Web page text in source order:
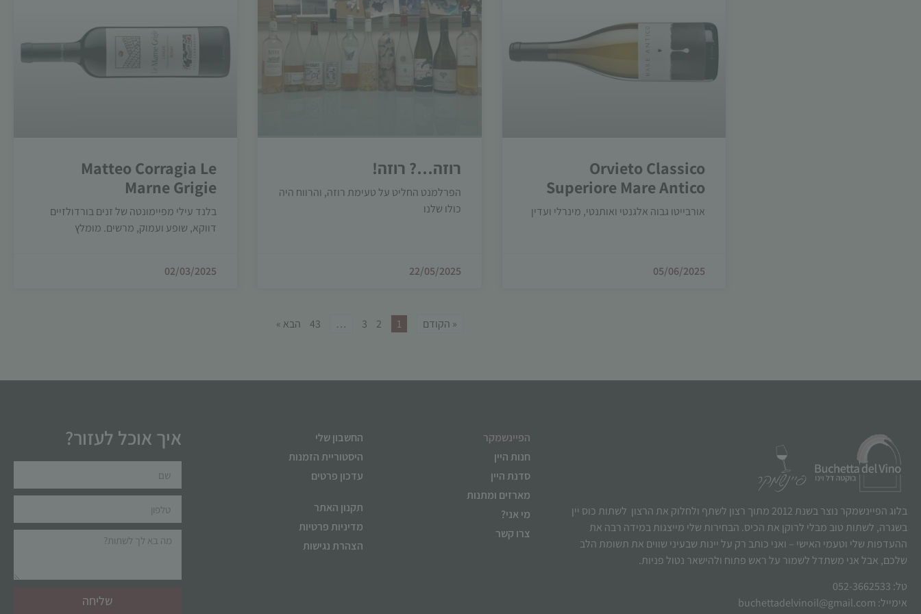
Orvieto Classico
Superiore Mare Antico
אורבייטו גבוה אלגנטי ואותנטי, מינרלי ועדין
05/06/2025
רוזה…? רוזה!
הפרלמנט החליט על טעימת רוזה, והרווח היה
כולו שלנו
22/05/2025
Matteo Corragia Le
Marne Grigie
בלנד עילי מפיימונטה של זנים בורדולזיים
דווקא, שופע ועמוק, מרשים. מומלץ
02/03/2025
« הקודם 1
2
3
…
43 הבא »
בלוג הפיינשמקר נוצר בשנת 2012 מתוך רצון לשתף ולחלוק את הרצון לשתות כוס יין
בשגרה, לשתות טוב מבלי לרוקן את הכיס. הבחירות שלי מייצגות במידה רבה את
ההעדפות שלי וטעמי האישי – ואני כותב רק על יינות שבעיני שווים את תשומת הלב
שלכם, אבל אני משתדל לשמור על ראש פתוח ולהישאר נטול פניות.
טל: 052-3662533
אימייל: buchettadelvinoil@gmail.com
הפיינשמקר
חנות היין
סדנת היין
מארזים ומתנות
מי אני?
צרו קשר
החשבון שלי
היסטוריית הזמנות
עדכון פרטים
תקנון האתר
מדיניות פרטיות
הצהרת נגישות
איך אוכל לעזור?
שליחה